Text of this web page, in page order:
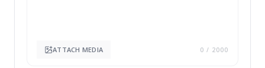
ATTACH MEDIA 0 / 2000